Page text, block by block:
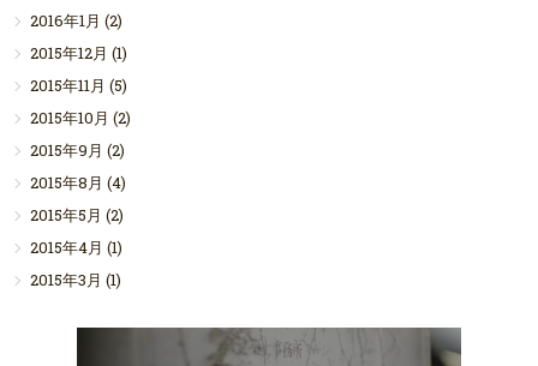
2016年1月 (2)
2015年12月 (1)
2015年11月 (5)
2015年10月 (2)
2015年9月 (2)
2015年8月 (4)
2015年5月 (2)
2015年4月 (1)
2015年3月 (1)